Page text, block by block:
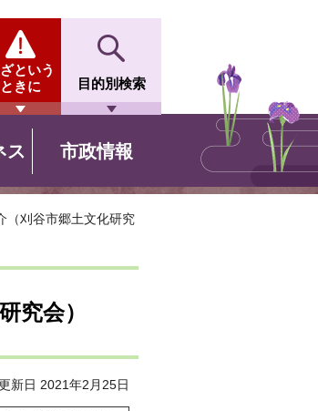
という
ときに
目的別検索
ス 市政情報
（刈谷市郷土文化研究
究会）
新日 2021年2月25日